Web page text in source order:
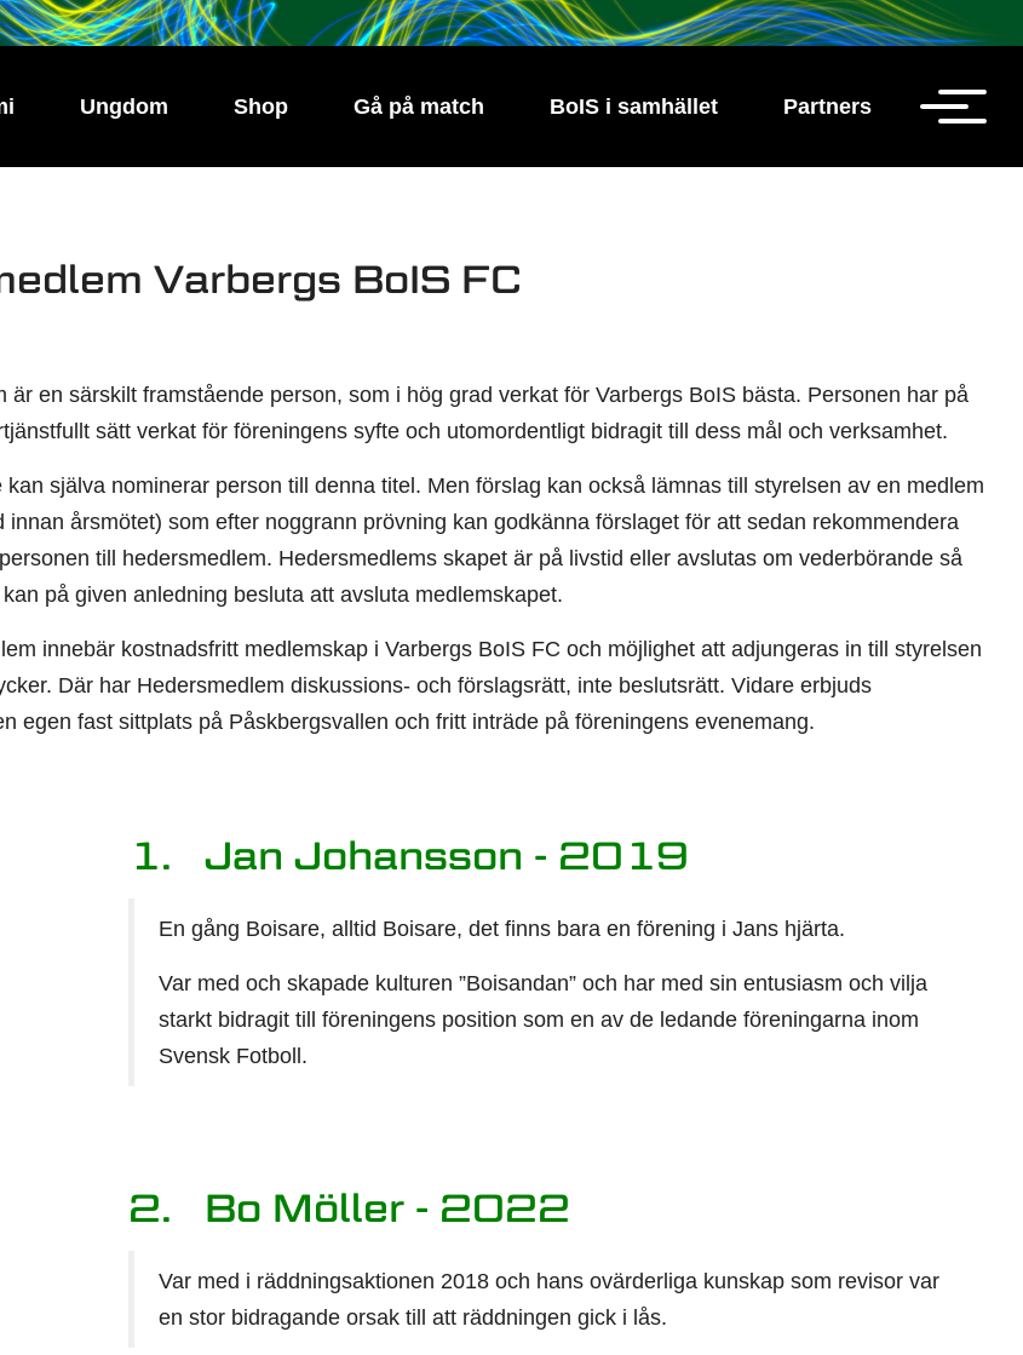
Ungdom Shop Gå på match BoIS i samhället Partners
Varbergs BoIS FC
är en särskilt framstående person, som i hög grad verkat för Varbergs BoIS bästa. Personen har på
sätt verkat för föreningens syfte och utomordentligt bidragit till dess mål och verksamhet.
kan själva nominerar person till denna titel. Men förslag kan också lämnas till styrelsen av en medlem
innan årsmötet) som efter noggrann prövning kan godkänna förslaget för att sedan rekommendera
till hedersmedlem. Hedersmedlems skapet är på livstid eller avslutas om vederbörande så
på given anledning besluta att avsluta medlemskapet.
innebär kostnadsfritt medlemskap i Varbergs BoIS FC och möjlighet att adjungeras in till styrelsen
Där har Hedersmedlem diskussions- och förslagsrätt, inte beslutsrätt. Vidare erbjuds
egen fast sittplats på Påskbergsvallen och fritt inträde på föreningens evenemang.
1. Jan Johansson - 2019
En gång Boisare, alltid Boisare, det finns bara en förening i Jans hjärta.
Var med och skapade kulturen ”Boisandan” och har med sin entusiasm och vilja
starkt bidragit till föreningens position som en av de ledande föreningarna inom
Svensk Fotboll.
2. Bo Möller - 2022
Var med i räddningsaktionen 2018 och hans ovärderliga kunskap som revisor var
en stor bidragande orsak till att räddningen gick i lås.